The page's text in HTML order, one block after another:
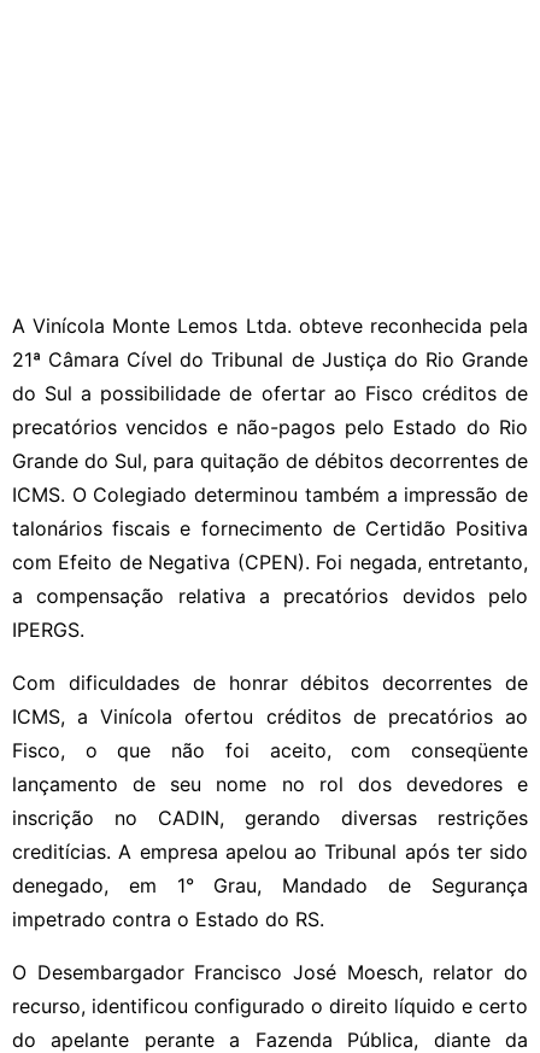
A Vinícola Monte Lemos Ltda. obteve reconhecida pela
21ª Câmara Cível do Tribunal de Justiça do Rio Grande
do Sul a possibilidade de ofertar ao Fisco créditos de
precatórios vencidos e não-pagos pelo Estado do Rio
Grande do Sul, para quitação de débitos decorrentes de
ICMS. O Colegiado determinou também a impressão de
talonários fiscais e fornecimento de Certidão Positiva
com Efeito de Negativa (CPEN). Foi negada, entretanto,
a compensação relativa a precatórios devidos pelo
IPERGS.
Com dificuldades de honrar débitos decorrentes de
ICMS, a Vinícola ofertou créditos de precatórios ao
Fisco, o que não foi aceito, com conseqüente
lançamento de seu nome no rol dos devedores e
inscrição no CADIN, gerando diversas restrições
creditícias. A empresa apelou ao Tribunal após ter sido
denegado, em 1° Grau, Mandado de Segurança
impetrado contra o Estado do RS.
O Desembargador Francisco José Moesch, relator do
recurso, identificou configurado o direito líquido e certo
do apelante perante a Fazenda Pública, diante da